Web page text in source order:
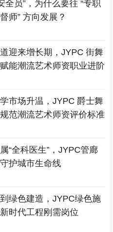
全员”，为什么要往 “专职
师” 方向发展？
迎来增长期，JYPC 街舞
能潮流艺术师资职业进阶
市场升温，JYPC 爵士舞
范潮流艺术师资评价标准
“全科医生”，JYPC管廊
护城市生命线
绿色建造，JYPC绿色施
时代工程刚需岗位